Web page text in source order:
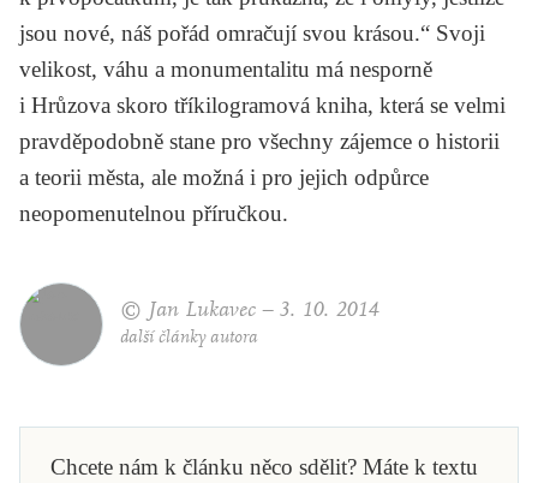
jsou nové, náš pořád omračují svou krásou.“ Svoji
velikost, váhu a monumentalitu má nesporně
i Hrůzova skoro tříkilogramová kniha, která se velmi
pravděpodobně stane pro všechny zájemce o historii
a teorii města, ale možná i pro jejich odpůrce
neopomenutelnou příručkou.
© Jan Lukavec – 3. 10. 2014
další články autora
Chcete nám k článku něco sdělit? Máte k textu